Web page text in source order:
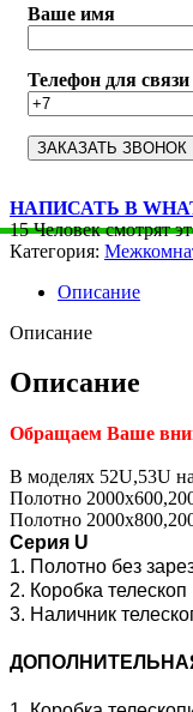
Ваше имя
Телефон для связи
НАПИСАТЬ В
15 Человек смотрят
Категория:
Описание
Описание
Описание
Обращаем Ваше
В моделях 52U,53U
Полотно
Полотно
Серия U
1. Полотно без
2. Коробка
3. Наличник